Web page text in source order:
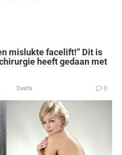
mislukte facelift!” Dit is
heeft gedaan met
Sveta 0